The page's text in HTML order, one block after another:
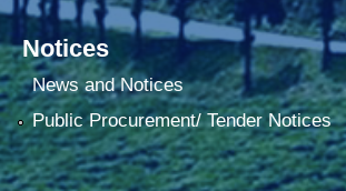
Notices
News and Notices
Public Procurement/ Tender Notices